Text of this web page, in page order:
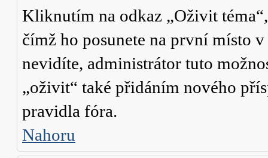
Kliknutím na odkaz „Oživit
čímž ho posunete na první místo
nevidíte, administrátor tuto
„oživit“ také přidáním nového
pravidla fóra.
Nahoru